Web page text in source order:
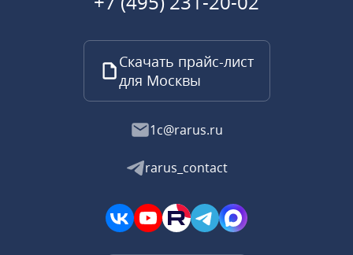
Скачать прайс-лист
для Москвы
1c@rarus.ru
rarus_contact